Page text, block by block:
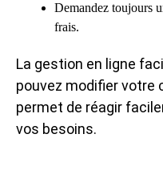
Demandez toujours
frais.
La gestion en ligne
pouvez modifier votre
permet de réagir
vos besoins.